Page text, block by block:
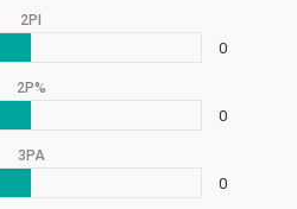
2PI
0
2P%
0
3PA
0